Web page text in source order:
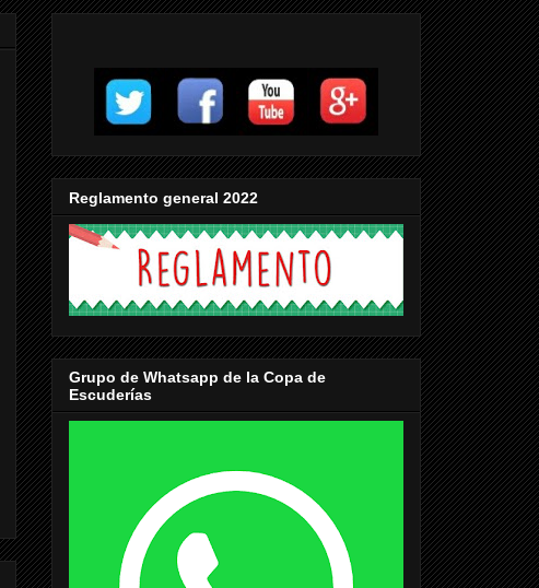
Reglamento general 2022
Grupo de Whatsapp de la Copa de
Escuderías